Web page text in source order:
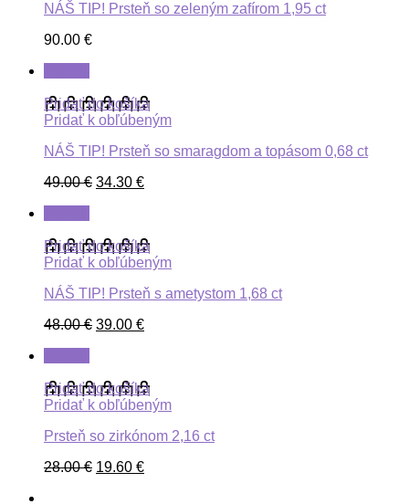
NÁŠ TIP! Prsteň so zeleným zafírom 1,95 ct
90.00 €
Pridať do košíka
Pridať k obľúbeným
NÁŠ TIP! Prsteň so smaragdom a topásom 0,68 ct
49.00€ 34.30 €
Pridať do košíka
Pridať k obľúbeným
NÁŠ TIP! Prsteň s ametystom 1,68 ct
48.00€ 39.00 €
Pridať do košíka
Pridať k obľúbeným
Prsteň so zirkónom 2,16 ct
28.00€ 19.60 €